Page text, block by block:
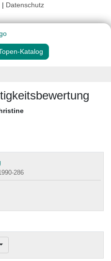
| Datenschutz
Katalog
286